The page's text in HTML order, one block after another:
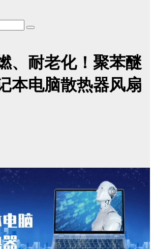
、耐老化！聚苯醚
本电脑散热器风扇